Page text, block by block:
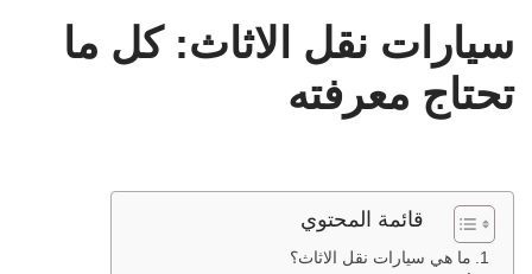
سيارات نقل الاثاث: كل ما
تحتاج معرفته
قائمة المحتوي
ما هي سيارات نقل الاثاث؟